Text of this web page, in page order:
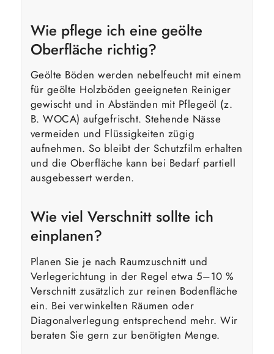
Wie pflege ich eine geölte
Oberfläche richtig?
Geölte Böden werden nebelfeucht mit einem
für geölte Holzböden geeigneten Reiniger
gewischt und in Abständen mit Pflegeöl (z.
B. WOCA) aufgefrischt. Stehende Nässe
vermeiden und Flüssigkeiten zügig
aufnehmen. So bleibt der Schutzfilm erhalten
und die Oberfläche kann bei Bedarf partiell
ausgebessert werden.
Wie viel Verschnitt sollte ich
einplanen?
Planen Sie je nach Raumzuschnitt und
Verlegerichtung in der Regel etwa 5–10 %
Verschnitt zusätzlich zur reinen Bodenfläche
ein. Bei verwinkelten Räumen oder
Diagonalverlegung entsprechend mehr. Wir
beraten Sie gern zur benötigten Menge.